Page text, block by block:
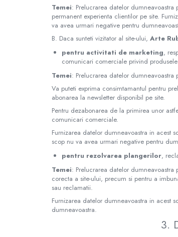
Temei: Prelucrarea datelor
permanent experienta clientilor pe site.
va avea urmari negative pentru
B. Daca sunteti vizitator al site-ului, Arte
pentru activitati de marketing,
comunicari comerciale privind
Temei: Prelucrarea datelor
Va puteti exprima consimtamantul pentru
abonarea la newsletter disponibil pe site.
Pentru dezabonarea de la primirea unor
comunicari comerciale.
Furnizarea datelor dumneavoastra in acest
scop nu va avea urmari negative pentru
pentru rezolvarea plangerilor,
Temei: Prelucrarea datelor
corecta a site-ului, precum si pentru a
sau reclamatii.
Furnizarea datelor dumneavoastra in acest
dumneavoastra.
3.